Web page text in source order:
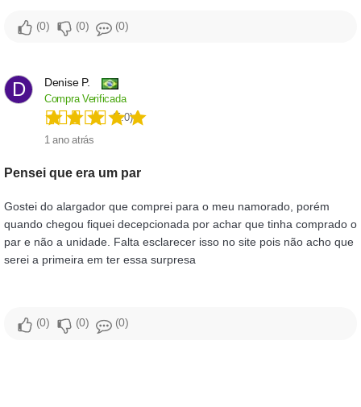
0 0 0
D Denise P.
Compra Verificada
(5.0)
1 ano atrás
Pensei que era um par
Gostei do alargador que comprei para o meu namorado, porém
quando chegou fiquei decepcionada por achar que tinha comprado o
par e não a unidade. Falta esclarecer isso no site pois não acho que
serei a primeira em ter essa surpresa
0 0 0